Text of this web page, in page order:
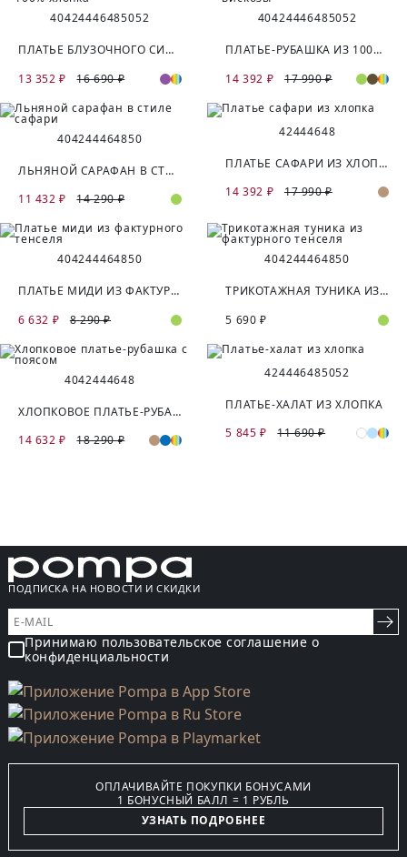
40424446485052
ПЛАТЬЕ БЛУЗОЧНОГО СИЛУЭТА ИЗ 100% ХЛОПКА
13 352 ₽
16 690 ₽
40424446485052
ПЛАТЬЕ-РУБАШКА ИЗ 100% ВИСКОЗЫ
14 392 ₽
17 990 ₽
404244464850
ЛЬНЯНОЙ САРАФАН В СТИЛЕ САФАРИ
11 432 ₽
14 290 ₽
42444648
ПЛАТЬЕ САФАРИ ИЗ ХЛОПКА
14 392 ₽
17 990 ₽
404244464850
ПЛАТЬЕ МИДИ ИЗ ФАКТУРНОГО ТЕНСЕЛЯ
6 632 ₽
8 290 ₽
404244464850
ТРИКОТАЖНАЯ ТУНИКА ИЗ ФАКТУРНОГО ТЕНСЕЛЯ
5 690 ₽
4042444648
ХЛОПКОВОЕ ПЛАТЬЕ-РУБАШКА С ПОЯСОМ
14 632 ₽
18 290 ₽
424446485052
ПЛАТЬЕ-ХАЛАТ ИЗ ХЛОПКА
5 845 ₽
11 690 ₽
ПОДПИСКА НА НОВОСТИ И СКИДКИ
Принимаю пользовательское соглашение о
конфиденциальности
ОПЛАЧИВАЙТЕ ПОКУПКИ БОНУСАМИ
1 БОНУСНЫЙ БАЛЛ = 1 РУБЛЬ
УЗНАТЬ ПОДРОБНЕЕ